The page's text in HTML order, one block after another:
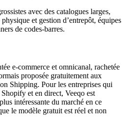
avec des catalogues larges,
et gestion d’entrepôt, équipes
de codes-barres.
e-commerce et omnicanal, rachetée
proposée gratuitement aux
Shipping. Pour les entreprises qui
et en direct, Veeqo est
intéressante du marché en ce
le modèle gratuit est réel et non